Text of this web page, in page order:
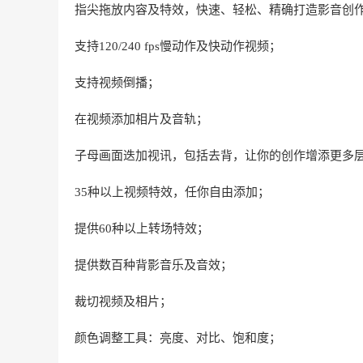
指尖拖放内容及特效，快速、轻松、精确打造影音创作
支持120/240 fps慢动作及快动作视频；
支持视频倒播；
在视频添加相片及音轨；
子母画面迭加视讯，包括去背，让你的创作增添更多层
35种以上视频特效，任你自由添加；
提供60种以上转场特效；
提供数百种背影音乐及音效；
裁切视频及相片；
颜色调整工具：亮度、对比、饱和度；